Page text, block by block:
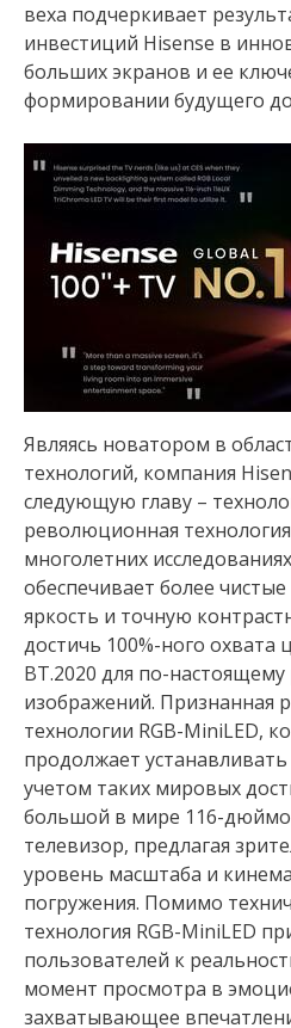
веха подчеркивает
инвестиций Hisense в
больших экранов и ее
формировании будущего
Являясь новатором в
технологий, компания
следующую главу –
революционная
многолетних
обеспечивает более
яркость и точную
достичь 100%-ного
BT.2020 для по-
изображений. Признанная
технологии RGB-MiniLED,
продолжает
учетом таких мировых
большой в мире 116-
телевизор, предлагая
уровень масштаба и
погружения. Помимо
технология RGB-MiniLED
пользователей к
момент просмотра в
захватывающее